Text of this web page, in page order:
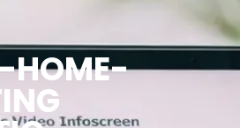
HOME-